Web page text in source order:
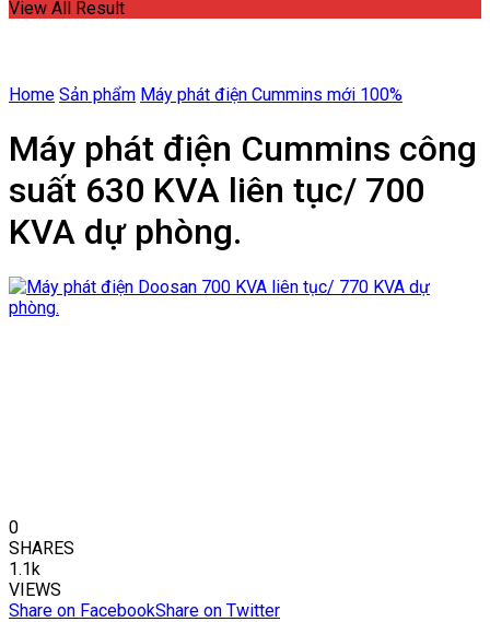
View All Result
Home Sản phẩm Máy phát điện Cummins mới 100%
Máy phát điện Cummins công
suất 630 KVA liên tục/ 700
KVA dự phòng.
0
SHARES
1.1k
VIEWS
Share on FacebookShare on Twitter